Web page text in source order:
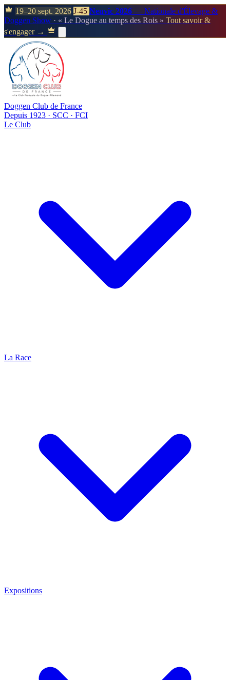
19–20 sept. 2026 J-45 Neuvic 2026 — Nationale d'Élevage &
Doggen Show · « Le Dogue au temps des Rois » Tout savoir &
s'engager →
Doggen Club de France
Depuis 1923 · SCC · FCI
Le Club
La Race
Expositions